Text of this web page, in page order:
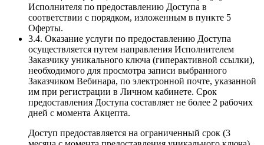
Исполнителя по предоставлению Доступа в
соответствии с порядком, изложенным в пункте 5
Оферты.
3.4. Оказание услуги по предоставлению Доступа
осуществляется путем направления Исполнителем
Заказчику уникального ключа (гиперактивной ссылки),
необходимого для просмотра записи выбранного
Заказчиком Вебинара, по электронной почте, указанной
им при регистрации в Личном кабинете. Срок
предоставления Доступа составляет не более 2 рабочих
дней с момента Акцепта.
Доступ предоставляется на ограниченный срок (3